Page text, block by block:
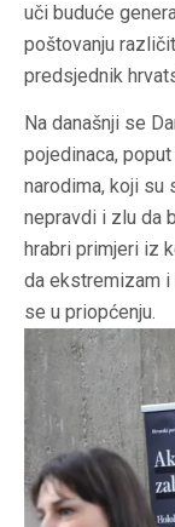
uči buduće
poštovanju
predsjednik
Na današnji se
pojedinaca,
narodima, koji
nepravdi i zlu da
hrabri primjeri iz
da ekstremizam i
se u priopćenju.